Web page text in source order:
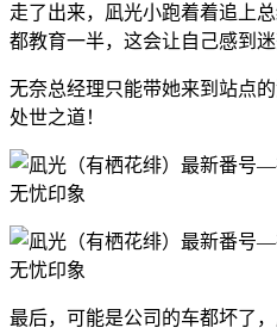
走了出来，凪光小跑着着追上
都教育一半，这会让自己感到迷
无奈总经理只能带她来到站点
处世之道！
最后，可能是公司的车都坏了